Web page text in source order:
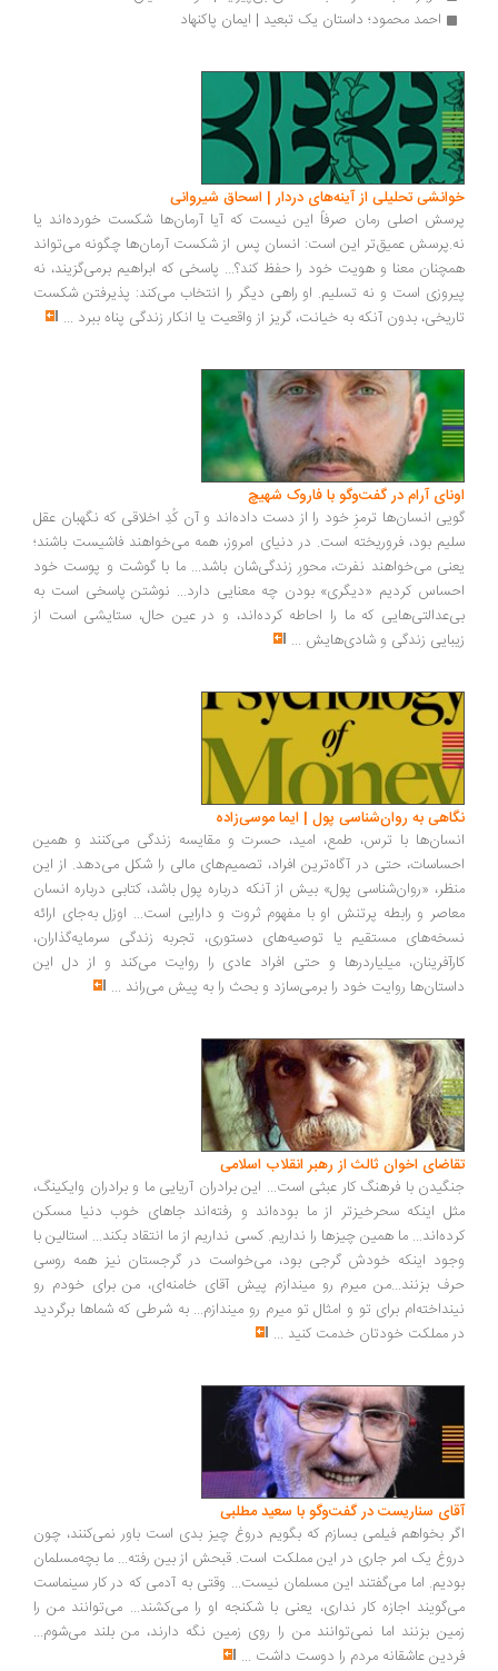
احمد محمود؛ داستان یک تبعید | ایمان پاکنهاد
تحلیلی از آینه‌های دردار | اسحاق شیروانی
اصلی رمان صرفاً این نیست که آیا آرمان‌ها شکست خورده‌اند یا
عمیق‌تر این است: انسان پس از شکست آرمان‌ها چگونه می‌تواند
معنا و هویت خود را حفظ کند؟... پاسخی که ابراهیم برمی‌گزیند، نه
است و نه تسلیم. او راهی دیگر را انتخاب می‌کند: پذیرفتن شکست
بدون آنکه به خیانت، گریز از واقعیت یا انکار زندگی پناه ببرد...
آرام در گفت‌وگو با فاروک شهیچ‭
انسان‌ها ترمزِ خود را از دست داده‌اند و آن کُدِ اخلاقی که نگهبان عقل
بود، فروریخته است. در دنیای امروز، همه می‌خواهند فاشیست باشند؛
می‌خواهند نفرت، محورِ زندگی‌شان باشد... ما با گوشت و پوست خود
کردیم «دیگری» بودن چه معنایی دارد... نوشتن پاسخی است به
که ما را احاطه کرده‌اند، و در عین حال، ستایشی است از
زندگی و شادی‌هایش...
به روان‌شناسی پول | ایما موسی‌زاده
با ترس، طمع، امید، حسرت و مقایسه زندگی می‌کنند و همین
حتی در آگاه‌ترین افراد، تصمیم‌های مالی را شکل می‌دهد. از این
«روان‌شناسی پول» بیش از آنکه درباره پول باشد، کتابی درباره انسان
و رابطه پرتنش او با مفهوم ثروت و دارایی است... اوزل به‌جای ارائه
مستقیم یا توصیه‌های دستوری، تجربه زندگی سرمایه‌گذاران،
میلیاردرها و حتی افراد عادی را روایت می‌کند و از دل این
روایت خود را برمی‌سازد و بحث را به پیش می‌راند ...
اخوان ثالث از رهبر انقلاب اسلامی
با فرهنگ کار عبثی است... این برادران آریایی ما و برادران وایکینگ،
اینکه سحرخیزتر از ما بوده‌اند و رفته‌اند جاهای خوب دنیا مسکن
ما همین چیزها را نداریم. کسی نداریم از ما انتقاد بکند... استالین با
اینکه خودش گرجی بود، می‌خواست در گرجستان نیز همه روسی
بزنند...من میرم رو میندازم پیش آقای خامنه‌ای، من برای خودم رو
برای تو و امثال تو میرم رو میندازم... به شرطی که شماها برگردید
مملکت خودتان خدمت کنید...
سناریست در گفت‌وگو با سعید مطلبی
بخواهم فیلمی بسازم که بگویم دروغ چیز بدی است باور نمی‌کنند، چون
یک امر جاری در این مملکت است. قبحش از بین رفته... ما بچه‌مسلمان
اما می‌گفتند این مسلمان نیست... وقتی به آدمی که در کار سینماست
اجازه کار نداری، یعنی با شکنجه او را می‌کشند... می‌توانند من را
بزنند اما نمی‌توانند من را روی زمین نگه دارند، من بلند می‌شوم...
عاشقانه مردم را دوست داشت ...